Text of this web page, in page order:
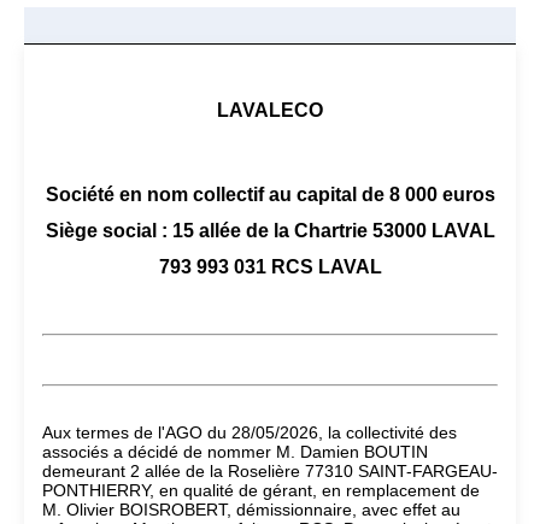
LAVALECO
Société en nom collectif au capital de 8 000 euros
Siège social : 15 allée de la Chartrie 53000 LAVAL
793 993 031 RCS LAVAL
Aux termes de l'AGO du 28/05/2026, la collectivité des
associés a décidé de nommer M. Damien BOUTIN
demeurant 2 allée de la Roselière 77310 SAINT-FARGEAU-
PONTHIERRY, en qualité de gérant, en remplacement de
M. Olivier BOISROBERT, démissionnaire, avec effet au